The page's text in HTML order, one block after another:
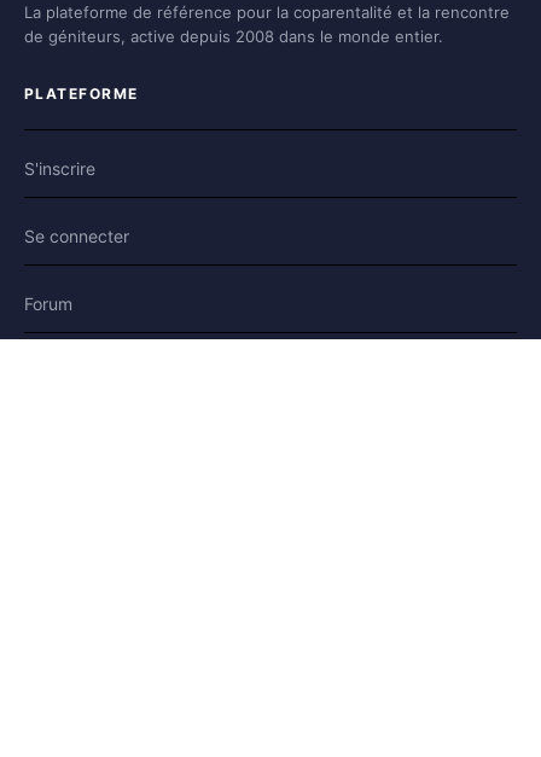
La plateforme de référence pour la coparentalité et la rencontre
de géniteurs, active depuis 2008 dans le monde entier.
PLATEFORME
S'inscrire
Se connecter
Forum